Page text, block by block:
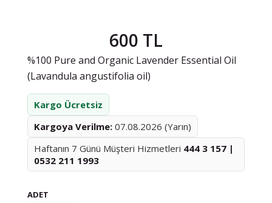
600 TL
%100 Pure and Organic Lavender Essential Oil
(Lavandula angustifolia oil)
Kargo Ücretsiz
Kargoya Verilme: 07.08.2026 (Yarın)
Haftanın 7 Günü Müşteri Hizmetleri 444 3 157 |
0532 211 1993
ADET